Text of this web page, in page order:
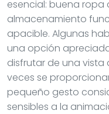
esencial: buena ropa
almacenamiento
apacible. Algunas
una opción
disfrutar de una vista
veces se
pequeño gesto
sensibles a la